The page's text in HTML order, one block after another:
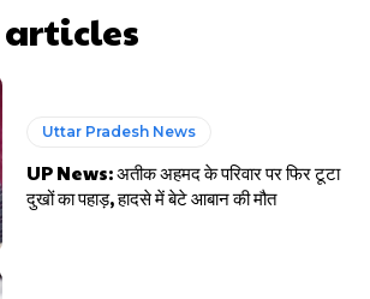
Uttar Pradesh News
UP News: अतीक अहमद के परिवार पर फिर टूटा
दुखों का पहाड़, हादसे में बेटे आबान की मौत